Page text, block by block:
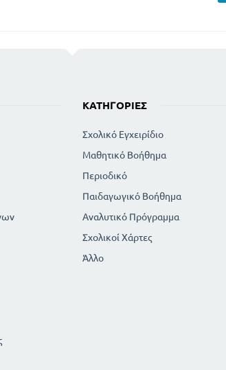
ΣΤΟ ΠΑΤΡΙΟ ΕΔΑΦΟΣ Μ. ΡΟΔΑ
Γ. ΙΩΑΝΝΙΔΗ
ΑΤΓ. ΤΑΝΑΓΡΑ
- ΠΟΙΗΜΑ Γ. ΑΘΑΝΑ
ΑΙΣΘΗΣΕΙΣ Χ. ΑΝΝΙΝΟΥ
Α. ΜΩΡΑΙΤΙΔΗ
ΘΕΕ ΜΟΥ Ι. ΠΟΛΕΜΗ
Α ΚΟΝΤΟΠΟΥΛΟΥ
ΚΑΤΗΓΟΡΊΕΣ
Σχολικό Εγχειρίδιο
Μαθητικό Βοήθημα
Περιοδικό
Παιδαγωγικό Βοήθημα
Αναλυτικό Πρόγραμμα
Σχολικοί Χάρτες
Άλλο